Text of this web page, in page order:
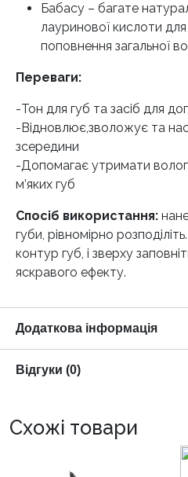
Бабасу – багате
лауринової кислоти
поповнення загальної
Переваги:
-Тон для губ та засіб для
-Відновлює,зволожує та
зсередини
-Допомагає утримати
м’яких губ
Спосіб використання:
губи, рівномірно
контур губ, і зверху
яскравого ефекту.
Додаткова інформація
Відгуки (0)
Схожі товари